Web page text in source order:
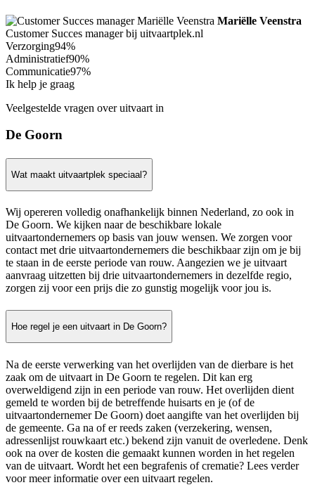
Mariëlle Veenstra
Customer Succes manager bij uitvaartplek.nl
Verzorging94%
Administratief90%
Communicatie97%
Ik help je graag
Veelgestelde vragen over uitvaart in
De Goorn
Wat maakt uitvaartplek speciaal?
Wij opereren volledig onafhankelijk binnen Nederland, zo ook in
De Goorn. We kijken naar de beschikbare lokale
uitvaartondernemers op basis van jouw wensen. We zorgen voor
contact met drie uitvaartondernemers die beschikbaar zijn om je bij
te staan in de eerste periode van rouw. Aangezien we je uitvaart
aanvraag uitzetten bij drie uitvaartondernemers in dezelfde regio,
zorgen zij voor een prijs die zo gunstig mogelijk voor jou is.
Hoe regel je een uitvaart in De Goorn?
Na de eerste verwerking van het overlijden van de dierbare is het
zaak om de uitvaart in De Goorn te regelen. Dit kan erg
overweldigend zijn in een periode van rouw. Het overlijden dient
gemeld te worden bij de betreffende huisarts en je (of de
uitvaartondernemer De Goorn) doet aangifte van het overlijden bij
de gemeente. Ga na of er reeds zaken (verzekering, wensen,
adressenlijst rouwkaart etc.) bekend zijn vanuit de overledene. Denk
ook na over de kosten die gemaakt kunnen worden in het regelen
van de uitvaart. Wordt het een begrafenis of crematie? Lees verder
voor meer informatie over een uitvaart regelen.